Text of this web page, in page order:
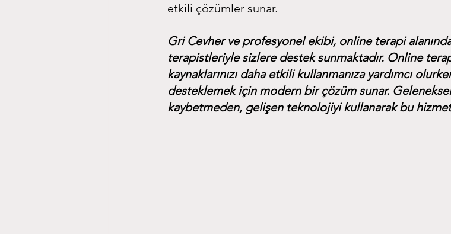
etkili çözümler sunar.
Gri Cevher ve profesyonel ekibi, online terapi
terapistleriyle sizlere destek sunmaktadır. Online
kaynaklarınızı daha etkili kullanmanıza yardımcı
desteklemek için modern bir çözüm sunar.
kaybetmeden, gelişen teknolojiyi kullanarak bu